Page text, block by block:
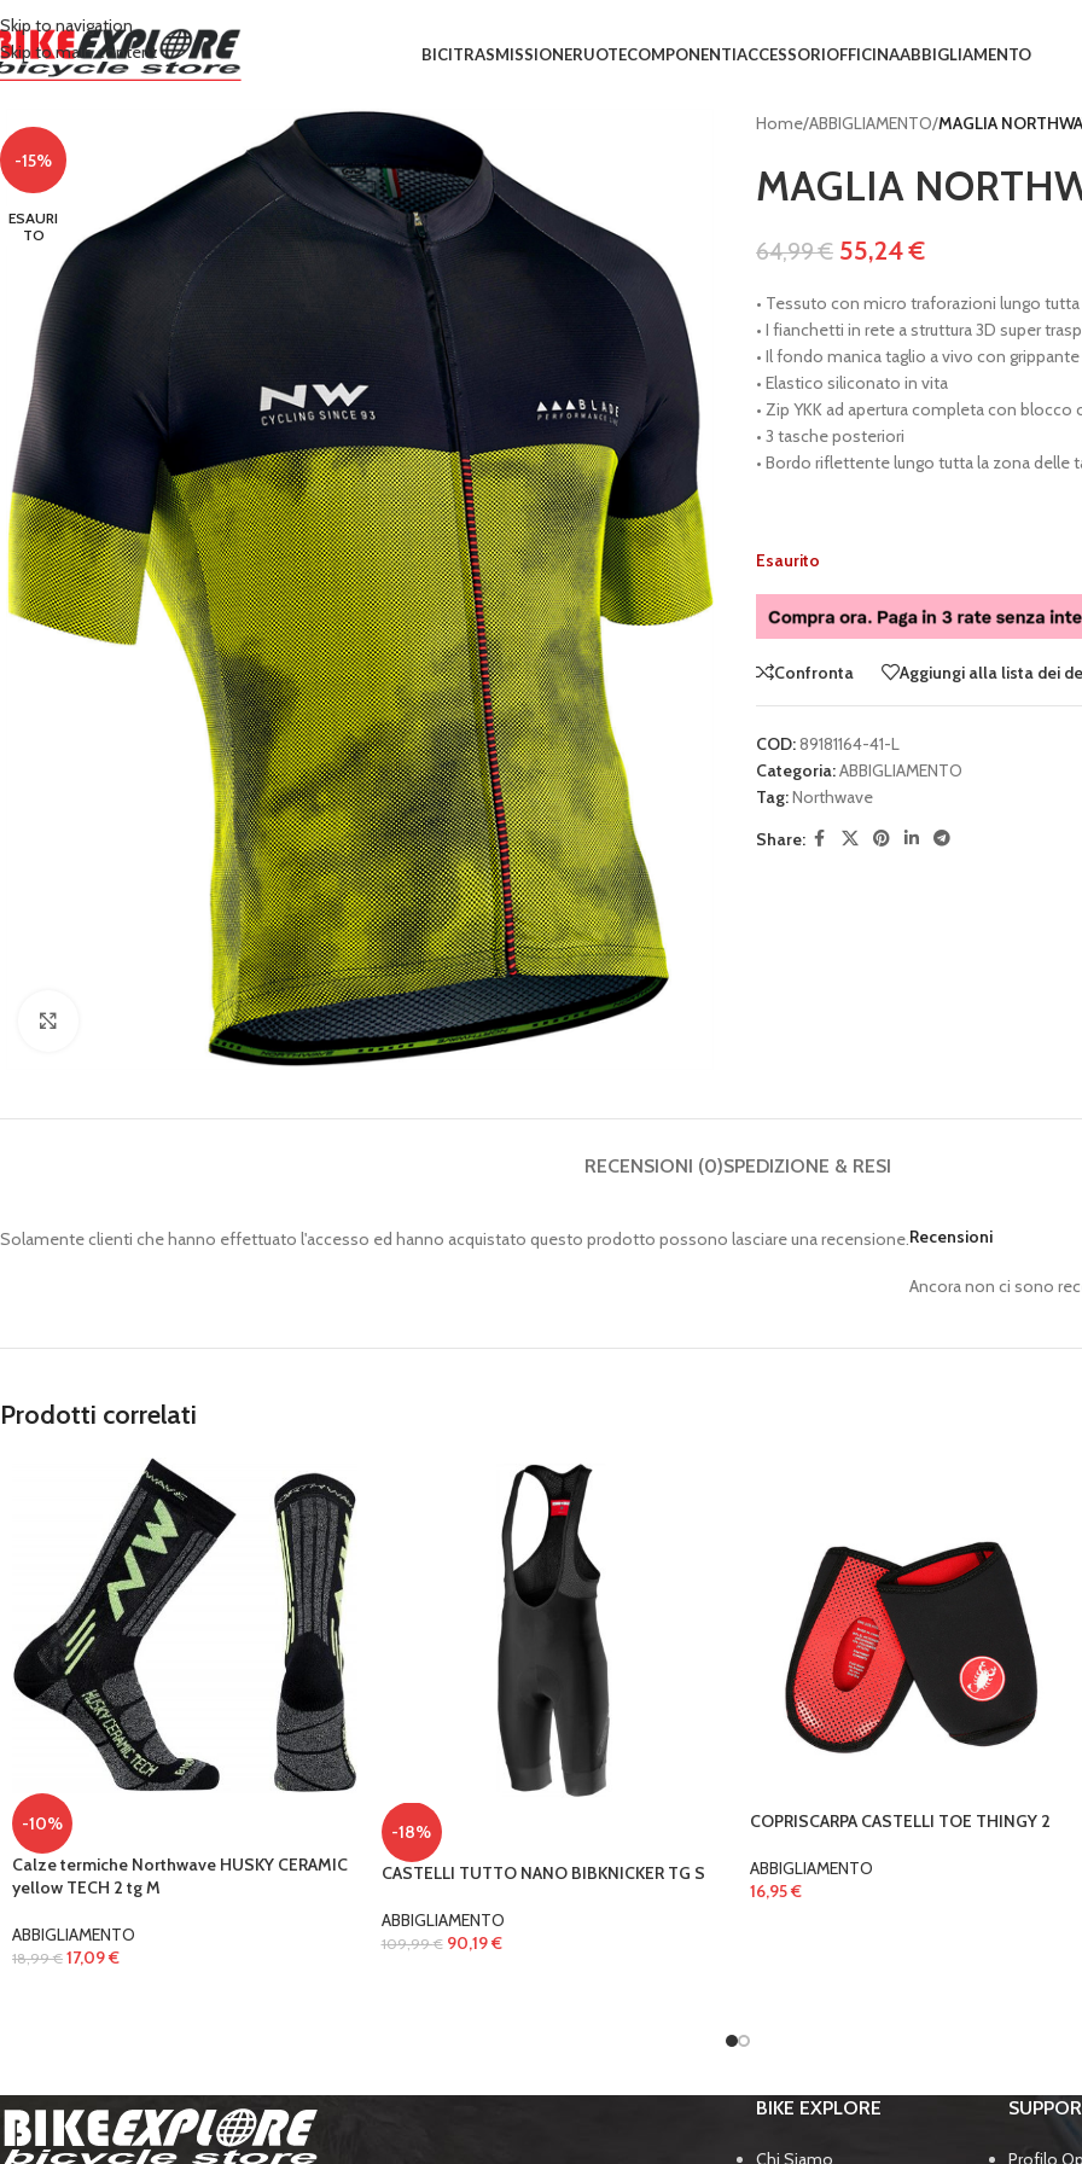
Skip to navigation
Skip to main content
BICITRASMISSIONERUOTECOMPONENTIACCESSORIOFFICINAABBIGLIAMENTO
-15%
ESAURI
TO
Clicca per ingrandire
Home/ABBIGLIAMENTO/MAGLIA
MAGLIA
64,99€ 55,24€
• Tessuto con micro traforazioni lungo
• I fianchetti in rete a struttura 3D super
• Il fondo manica taglio a vivo con
• Elastico siliconato in vita
• Zip YKK ad apertura completa con blocco
• 3 tasche posteriori
• Bordo riflettente lungo tutta la zona delle
Esaurito
Confronta Aggiungi alla lista dei
COD:89181164-41-L
Categoria:ABBIGLIAMENTO
Tag:Northwave
Share:
RECENSIONI (0)SPEDIZIONE & RESI
Recensioni
Ancora non ci sono
Solamente clienti che hanno effettuato l'accesso ed hanno acquistato questo prodotto possono lasciare una recensione.
Prodotti correlati
-10%
Calze termiche Northwave HUSKY CERAMIC
yellow TECH 2 tg M
ABBIGLIAMENTO
18,99€ 17,09€
-18%
CASTELLI TUTTO NANO BIBKNICKER TG S
ABBIGLIAMENTO
109,99€ 90,19€
COPRISCARPA CASTELLI TOE THINGY 2
ABBIGLIAMENTO
16,95€
BIKE EXPLORE
Chi Siamo Profilo